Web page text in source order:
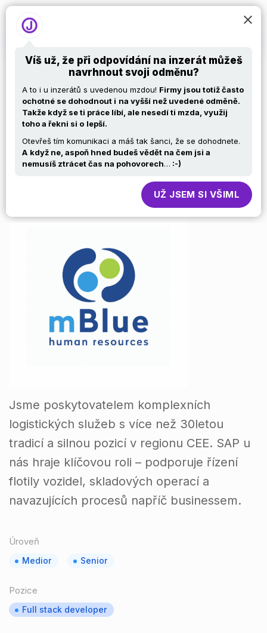
⋙ ABAP
Alchymista –
promění kód ve
funkční procesy ⋘
Jsme poskytovatelem komplexních
logistických služeb s více než 30letou
tradicí a silnou pozicí v regionu CEE. SAP u
nás hraje klíčovou roli – podporuje řízení
flotily vozidel, skladových operací a
navazujících procesů napříč businessem.
Úroveň
Medior Senior
Pozice
Full stack developer
Víš už, že při odpovídání na inzerát můžeš
navrhnout svoji odměnu?
A to i u inzerátů s uvedenou mzdou! Firmy jsou totiž často
ochotné se dohodnout i na vyšší než uvedené odměně.
Takže když se ti práce líbí, ale nesedí ti mzda, využij
toho a řekni si o lepší.
Otevřeš tím komunikaci a máš tak šanci, že se dohodnete.
A když ne, aspoň hned budeš vědět na čem jsi a
nemusíš ztrácet čas na pohovorech… :-)
UŽ JSEM SI VŠIML